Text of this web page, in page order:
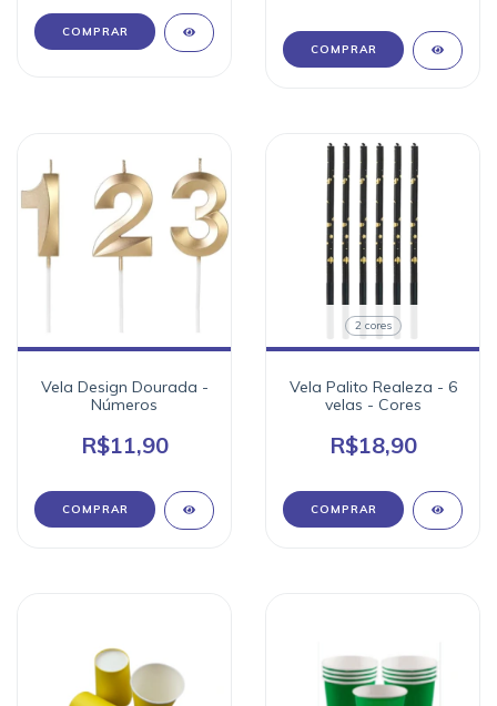
COMPRAR
Vela Design Dourada -
Números
R$11,90
COMPRAR
2 cores
Vela Palito Realeza - 6
velas - Cores
R$18,90
COMPRAR